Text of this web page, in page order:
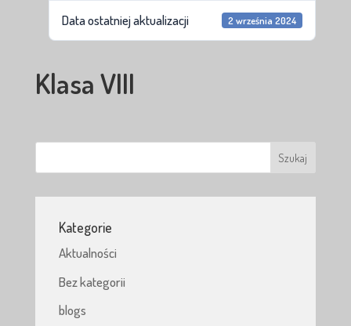
Data ostatniej aktualizacji 2 września 2024
Klasa VIII
Kategorie
Aktualności
Bez kategorii
blogs